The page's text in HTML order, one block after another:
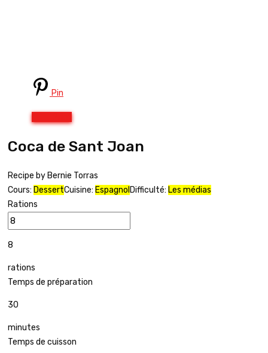
Pin
Coca de Sant Joan
Recipe by Bernie Torras
Cours: DessertCuisine: Espagnol Difficulté: Les médias
Rations
8
rations
Temps de préparation
30
minutes
Temps de cuisson